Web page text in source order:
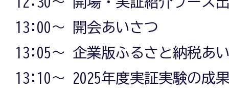
13:00～ 開会あいさつ
13:05～ 企業版ふるさと納税あ
13:10～ 2025年度実証実験の成